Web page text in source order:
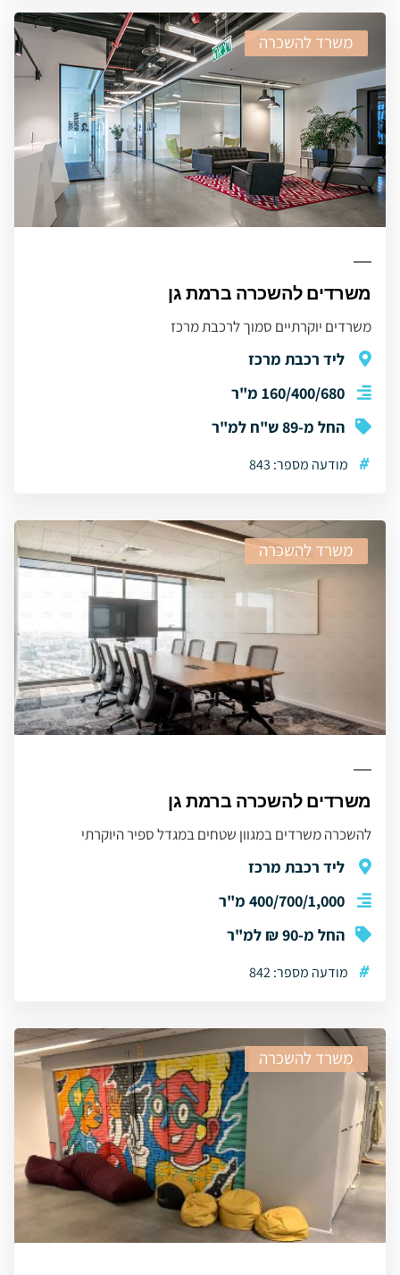
משרד להשכרה
משרדים להשכרה ברמת גן
משרדים יוקרתיים סמוך לרכבת מרכז
ליד רכבת מרכז
160/400/680 מ"ר
החל מ-89 ש"ח למ"ר
# מודעה מספר: 843
משרד להשכרה
משרדים להשכרה ברמת גן
להשכרה משרדים במגוון שטחים במגדל ספיר היוקרתי
ליד רכבת מרכז
400/700/1,000 מ"ר
החל מ-90 ₪ למ"ר
# מודעה מספר: 842
משרד להשכרה